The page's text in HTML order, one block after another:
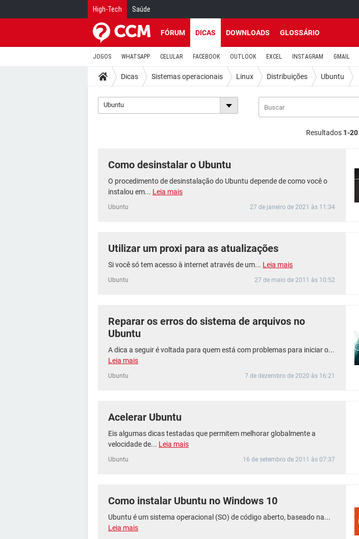
High-Tech Saúde
FÓRUM DICAS DOWNLOADS GLOSSÁRIO
JOGOS WHATSAPP CELULAR FACEBOOK OUTLOOK EXCEL INSTAGRAM GMAIL
Dicas Sistemas operacionais Linux Distribuições Ubuntu
Ubuntu
Resultados 1-20
Como desinstalar o Ubuntu
O procedimento de desinstalação do Ubuntu depende de como você o
instalou em... Leia mais
Ubuntu 27 de janeiro de 2021 às 11:34
Utilizar um proxi para as atualizações
Si você só tem acesso à internet através de um... Leia mais
Ubuntu 27 de maio de 2011 às 10:52
Reparar os erros do sistema de arquivos no
Ubuntu
A dica a seguir é voltada para quem está com problemas para iniciar o...
Leia mais
Ubuntu 7 de dezembro de 2020 às 16:21
Acelerar Ubuntu
Eis algumas dicas testadas que permitem melhorar globalmente a
velocidade de... Leia mais
Ubuntu 16 de setembro de 2011 às 07:37
Como instalar Ubuntu no Windows 10
Ubuntu é um sistema operacional (SO) de código aberto, baseado na...
Leia mais